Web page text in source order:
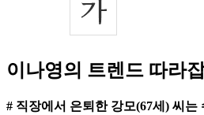
이나영의 트렌드 따라
# 직장에서 은퇴한 강모(67세) 씨